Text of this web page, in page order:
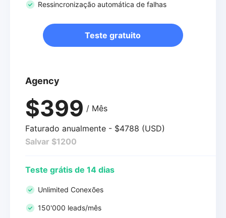
Ressincronização automática de falhas
Teste gratuito
Agency
$399 / Mês
Faturado anualmente - $4788 (USD)
Salvar $1200
Teste grátis de 14 dias
Unlimited Conexões
150'000 leads/mês